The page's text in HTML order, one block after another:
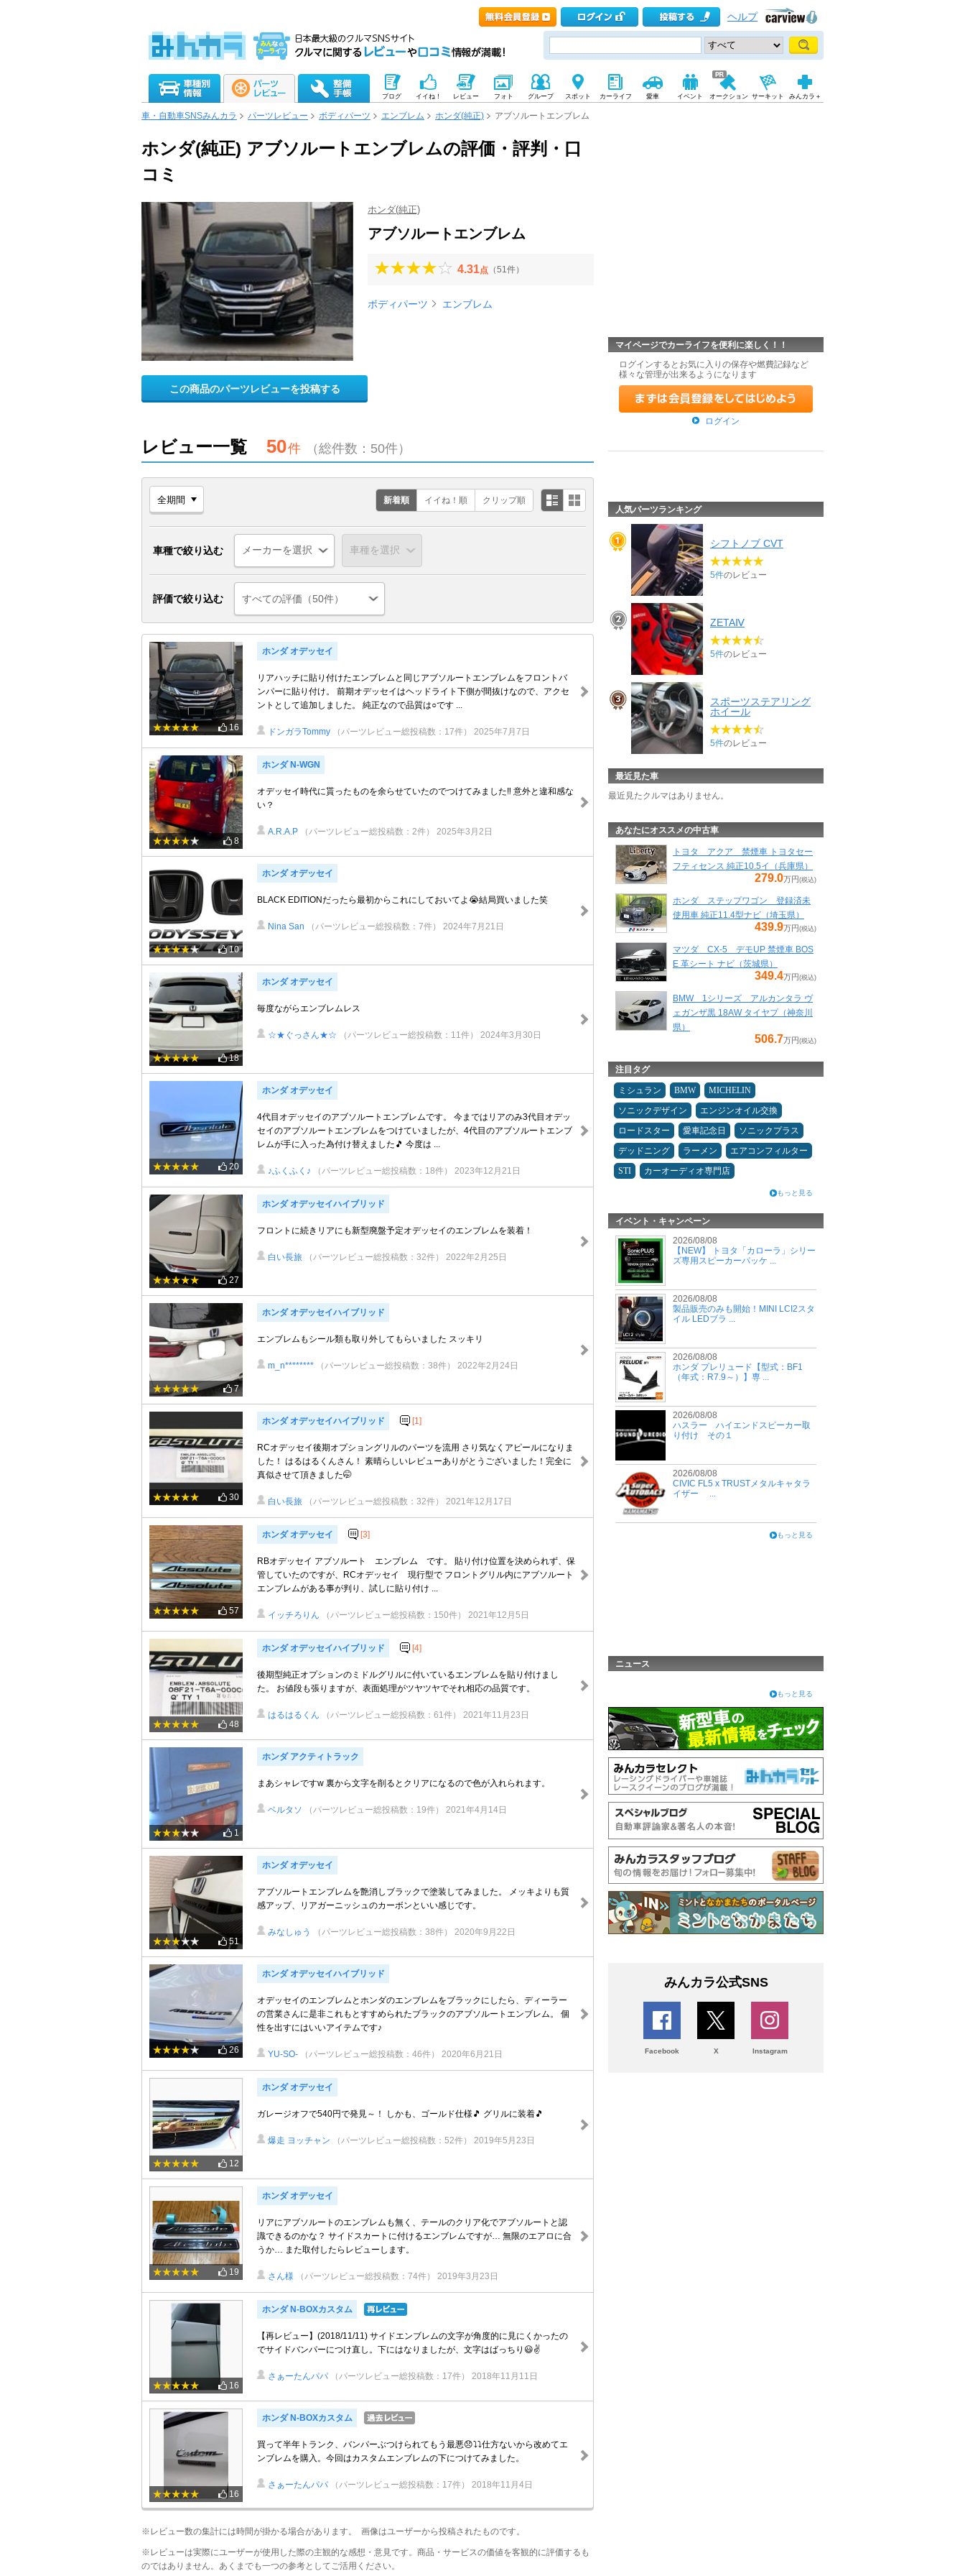
ヘルプ
ブログ イイね！ レビュー フォト グループ スポット カーライフ 愛車 イベント オークション サーキット みんカラ＋
車・自動車SNSみんカラ パーツレビュー ボディパーツ エンブレム ホンダ(純正) アブソルートエンブレム
ホンダ(純正) アブソルートエンブレムの評価・評判・口
コミ
ホンダ(純正)
アブソルートエンブレム
4.31点 （51件）
ボディパーツ エンブレム
この商品のパーツレビューを投稿する
レビュー一覧 50件 （総件数：50件）
新着順 イイね！順 クリップ順
車種で絞り込む
評価で絞り込む すべての評価（50件）
16
ホンダ オデッセイ
リアハッチに貼り付けたエンブレムと同じアブソルートエンブレムをフロントバ
ンパーに貼り付け。 前期オデッセイはヘッドライト下側が間抜けなので、アクセ
ントとして追加しました。 純正なので品質は○です ...
ドンガラTommy （パーツレビュー総投稿数：17件） 2025年7月7日
8
ホンダ N-WGN
オデッセイ時代に貰ったものを余らせていたのでつけてみました‼︎ 意外と違和感な
い？
A.R.A.P （パーツレビュー総投稿数：2件） 2025年3月2日
10
ホンダ オデッセイ
BLACK EDITIONだったら最初からこれにしておいてよ😭結局買いました笑
Nina San （パーツレビュー総投稿数：7件） 2024年7月21日
18
ホンダ オデッセイ
毎度ながらエンブレムレス
☆★ぐっさん★☆ （パーツレビュー総投稿数：11件） 2024年3月30日
20
ホンダ オデッセイ
4代目オデッセイのアブソルートエンブレムです。 今まではリアのみ3代目オデッ
セイのアブソルートエンブレムをつけていましたが、4代目のアブソルートエンブ
レムが手に入った為付け替えました🎵 今度は ...
♪ふくふく♪ （パーツレビュー総投稿数：18件） 2023年12月21日
27
ホンダ オデッセイハイブリッド
フロントに続きリアにも新型廃盤予定オデッセイのエンブレムを装着！
白い長旅 （パーツレビュー総投稿数：32件） 2022年2月25日
7
ホンダ オデッセイハイブリッド
エンブレムもシール類も取り外してもらいました スッキリ
m_n******** （パーツレビュー総投稿数：38件） 2022年2月24日
30
ホンダ オデッセイハイブリッド [1]
RCオデッセイ後期オプショングリルのパーツを流用 さり気なくアピールになりま
した！ はるはるくんさん！ 素晴らしいレビューありがとうございました！完全に
真似させて頂きました🤭
白い長旅 （パーツレビュー総投稿数：32件） 2021年12月17日
57
ホンダ オデッセイ [3]
RBオデッセイ アブソルート エンブレム です。 貼り付け位置を決められず、保
管していたのですが、RCオデッセイ 現行型で フロントグリル内にアブソルート
エンブレムがある事が判り、試しに貼り付け ...
イッチろりん （パーツレビュー総投稿数：150件） 2021年12月5日
48
ホンダ オデッセイハイブリッド [4]
後期型純正オプションのミドルグリルに付いているエンブレムを貼り付けまし
た。 お値段も張りますが、表面処理がツヤツヤでそれ相応の品質です。
はるはるくん （パーツレビュー総投稿数：61件） 2021年11月23日
1
ホンダ アクティトラック
まあシャレですw 裏から文字を削るとクリアになるので色が入れられます。
ベルタソ （パーツレビュー総投稿数：19件） 2021年4月14日
51
ホンダ オデッセイ
アブソルートエンブレムを艶消しブラックで塗装してみました。 メッキよりも質
感アップ、リアガーニッシュのカーボンといい感じです。
みなしゅう （パーツレビュー総投稿数：38件） 2020年9月22日
26
ホンダ オデッセイハイブリッド
オデッセイのエンブレムとホンダのエンブレムをブラックにしたら、ディーラー
の営業さんに是非これもとすすめられたブラックのアブソルートエンブレム。 個
性を出すにはいいアイテムです♪
YU-SO- （パーツレビュー総投稿数：46件） 2020年6月21日
12
ホンダ オデッセイ
ガレージオフで540円で発見～！ しかも、ゴールド仕様🎵 グリルに装着🎵
爆走 ヨッチャン （パーツレビュー総投稿数：52件） 2019年5月23日
19
ホンダ オデッセイ
リアにアブソルートのエンブレムも無く、テールのクリア化でアブソルートと認
識できるのかな？ サイドスカートに付けるエンブレムですが… 無限のエアロに合
うか… また取付したらレビューします。
さん様 （パーツレビュー総投稿数：74件） 2019年3月23日
16
ホンダ N-BOXカスタム
【再レビュー】(2018/11/11) サイドエンブレムの文字が角度的に見にくかったの
でサイドバンパーにつけ直し。下にはなりましたが、文字はばっちり😃✌
さぁーたんパパ （パーツレビュー総投稿数：17件） 2018年11月11日
16
ホンダ N-BOXカスタム
買って半年トランク、バンパーぶつけられてもう最悪😞⤵️⤵️仕方ないから改めてエ
ンブレムを購入。今回はカスタムエンブレムの下につけてみました。
さぁーたんパパ （パーツレビュー総投稿数：17件） 2018年11月4日
※レビュー数の集計には時間が掛かる場合があります。 画像はユーザーから投稿されたものです。
※レビューは実際にユーザーが使用した際の主観的な感想・意見です。商品・サービスの価値を客観的に評価するも
のではありません。あくまでも一つの参考としてご活用ください。
マイページでカーライフを便利に楽しく！！
ログインするとお気に入りの保存や燃費記録など
様々な管理が出来るようになります
ログイン
人気パーツランキング
シフトノブ CVT
5件のレビュー
ZETAⅣ
5件のレビュー
スポーツステアリング
ホイール
5件のレビュー
最近見た車
最近見たクルマはありません。
あなたにオススメの中古車
トヨタ アクア 禁煙車 トヨタセー
フティセンス 純正10.5イ（兵庫県）
279.0万円(税込)
ホンダ ステップワゴン 登録済未
使用車 純正11.4型ナビ（埼玉県）
439.9万円(税込)
マツダ CX-5 デモUP 禁煙車 BOS
E 革シート ナビ（茨城県）
349.4万円(税込)
BMW 1シリーズ アルカンタラ ヴ
ェガンザ黒 18AW タイヤプ（神奈川
県）
506.7万円(税込)
注目タグ
ミシュラン BMW
MICHELIN
ソニックデザイン
エンジンオイル交換
ロードスター
愛車記念日
ソニックプラス
デッドニング
ラーメン
エアコンフィルター
STI
カーオーディオ専門店
もっと見る
イベント・キャンペーン
2026/08/08
【NEW】 トヨタ「カローラ」シリー
ズ専用スピーカーパッケ ...
2026/08/08
製品販売のみも開始！MINI LCI2スタ
イル LEDブラ ...
2026/08/08
ホンダ プレリュード【型式：BF1
（年式：R7.9～）】専 ...
2026/08/08
ハスラー ハイエンドスピーカー取
り付け その１
2026/08/08
CIVIC FL5 x TRUSTメタルキャタラ
イザー ...
もっと見る
ニュース
もっと見る
みんカラ公式SNS
Facebook X Instagram